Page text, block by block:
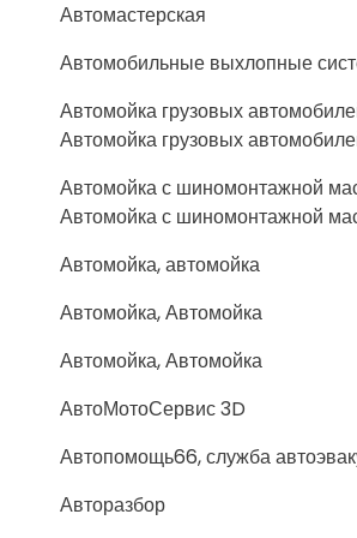
Автомастерская
Автомобильные выхлопные
Автомойка грузовых
Автомойка грузовых
Автомойка с шиномонтажной
Автомойка с шиномонтажной
Автомойка, автомойка
Автомойка, Автомойка
Автомойка, Автомойка
АвтоМотоСервис 3D
Автопомощь66, служба
Авторазбор